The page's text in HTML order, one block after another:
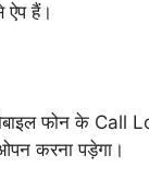
हैं।
फोन के Call
करना पड़ेगा।